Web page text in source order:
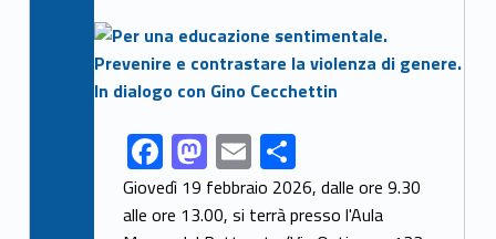
Link identifier archive #link-archive-thumb-soap-91441
Link identifier share facebook archive #share-link-archive-47002F
ac
e
M
as
to
E
m
ai
S
h
ar
Giovedì 19 febbraio 2026, dalle ore 9.30
alle ore 13.00, si terrà presso l'Aula